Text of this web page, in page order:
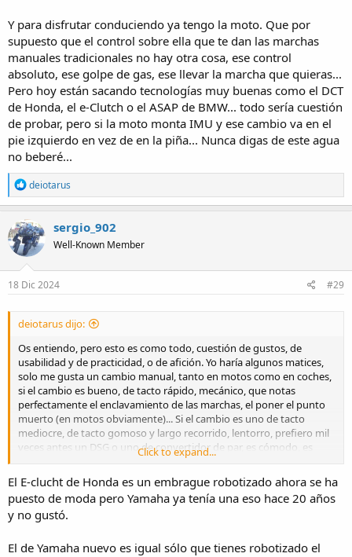
Y para disfrutar conduciendo ya tengo la moto. Que por
supuesto que el control sobre ella que te dan las marchas
manuales tradicionales no hay otra cosa, ese control
absoluto, ese golpe de gas, ese llevar la marcha que quieras...
Pero hoy están sacando tecnologías muy buenas como el DCT
de Honda, el e-Clutch o el ASAP de BMW... todo sería cuestión
de probar, pero si la moto monta IMU y ese cambio va en el
pie izquierdo en vez de en la piña... Nunca digas de este agua
no beberé...
R
e
a
c
t
i
o
n
s
deiotarus
sergio_902
Well-Known Member
18 Dic 2024 #29
deiotarus dijo:
Os entiendo, pero esto es como todo, cuestión de gustos, de
usabilidad y de practicidad, o de afición. Yo haría algunos matices,
solo me gusta un cambio manual, tanto en motos como en coches,
si el cambio es bueno, de tacto rápido, mecánico, que notas
perfectamente el enclavamiento de las marchas, el poner el punto
muerto (en motos obviamente)... Si el cambio es uno de tacto
mediocre, de tacto gomoso y largo recorrido, lentorro, prefiero mil
veces antes un DSG o uno de convertidor de par, es cómodo, es
rápido, tienes la opción de cambiar con levas, nunca se cala, aún en
situaciones de alto riesgo como pasos a niveles, arrancadas en
rampa, en fin, solo le veo ventajas. Ahora bien, si me pones delante
un Mazda MX5 con su exquisito cambio manual y su motor
atmosférico de 7.000 rpm, evidentemente, no hay color, eso es un
Click to expand...
El E-clucht de Honda es un embrague robotizado ahora se ha
puesto de moda pero Yamaha ya tenía una eso hace 20 años
y no gustó.
El de Yamaha nuevo es igual sólo que tienes robotizado el